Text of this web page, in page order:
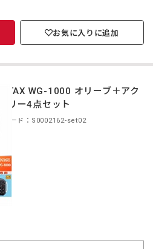
お気に入りに追加
WG-1000 オリーブ＋アク
リー4点セット
コード：S0002162-set02